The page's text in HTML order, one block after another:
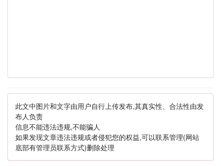
此文中图片和文字由用户自行上传发布,其真实性、合法性由发
布人负责
信息不能违法违规,不能骗人
如果发现文章违法违规或者侵犯您的权益,可以联系管理(网站
底部有管理员联系方式)删除处理